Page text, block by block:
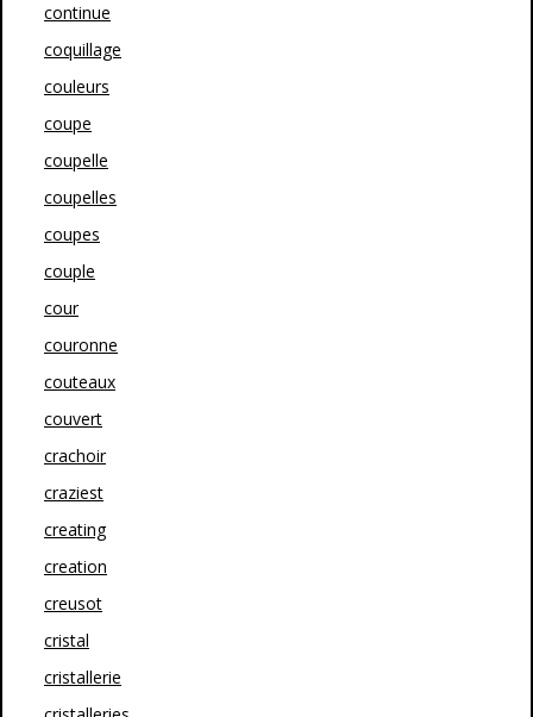
continue
coquillage
couleurs
coupe
coupelle
coupelles
coupes
couple
cour
couronne
couteaux
couvert
crachoir
craziest
creating
creation
creusot
cristal
cristallerie